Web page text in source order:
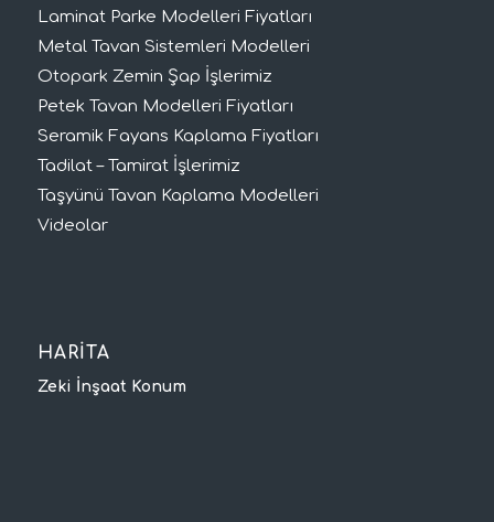
Laminat Parke Modelleri Fiyatları
Metal Tavan Sistemleri Modelleri
Otopark Zemin Şap İşlerimiz
Petek Tavan Modelleri Fiyatları
Seramik Fayans Kaplama Fiyatları
Tadilat – Tamirat İşlerimiz
Taşyünü Tavan Kaplama Modelleri
Videolar
HARİTA
Zeki İnşaat Konum